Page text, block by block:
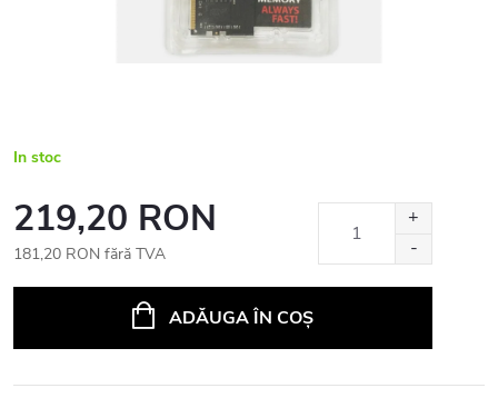
In stoc
219,20 RON
181,20 RON fără TVA
ADĂUGA ÎN COŞ